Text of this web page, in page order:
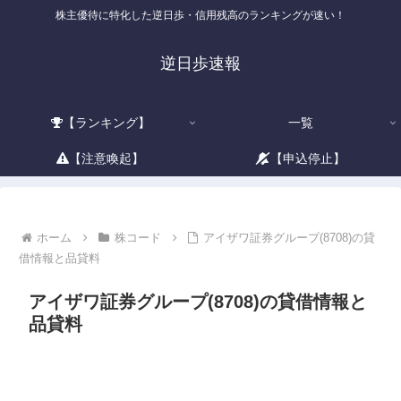
株主優待に特化した逆日歩・信用残高のランキングが速い！
逆日歩速報
【ランキング】 一覧
【注意喚起】 【申込停止】
ホーム 株コード
アイザワ証券グループ(8708)の貸
借情報と品貸料
アイザワ証券グループ(8708)の貸借情報と
品貸料